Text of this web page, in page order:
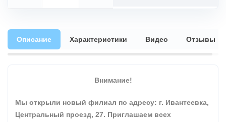
Описание Характеристики Видео Отзывы
Внимание!
Мы открыли новый филиал по адресу: г. Ивантеевка,
Центральный проезд, 27. Приглашаем всех